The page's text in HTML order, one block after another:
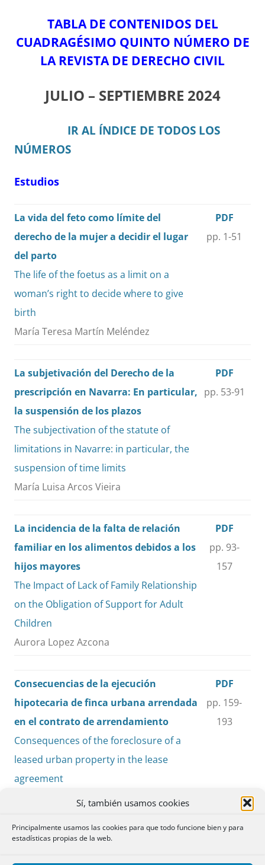
Sí, también usamos cookies
Principalmente usamos las cookies para que todo funcione bien y para
estadísticas propias de la web.
TABLA DE CONTENIDOS DEL
CUADRAGÉSIMO QUINTO NÚMERO DE
LA REVISTA DE DERECHO CIVIL
JULIO – SEPTIEMBRE 2024
IR AL ÍNDICE DE TODOS LOS
NÚMEROS
Estudios
La vida del feto como límite del
derecho de la mujer a decidir el lugar
del parto
The life of the foetus as a limit on a
woman’s right to decide where to give
birth
María Teresa Martín Meléndez
PDF
pp. 1-51
La subjetivación del Derecho de la
prescripción en Navarra: En particular,
la suspensión de los plazos
The subjectivation of the statute of
limitations in Navarre: in particular, the
suspension of time limits
María Luisa Arcos Vieira
PDF
pp. 53-91
La incidencia de la falta de relación
familiar en los alimentos debidos a los
hijos mayores
The Impact of Lack of Family Relationship
on the Obligation of Support for Adult
Children
Aurora Lopez Azcona
PDF
pp. 93-
157
Consecuencias de la ejecución
hipotecaria de finca urbana arrendada
en el contrato de arrendamiento
Consequences of the foreclosure of a
leased urban property in the lease
agreement
Miguel Navarro Castro
PDF
pp. 159-
193
Consecuencias jurídico-civiles de